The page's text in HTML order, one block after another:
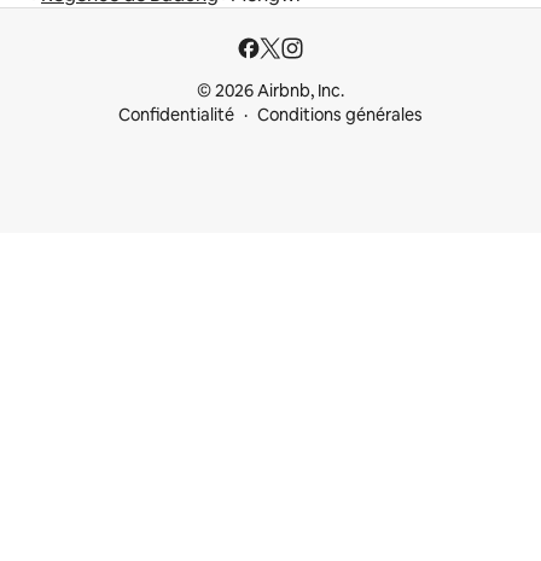
© 2026 Airbnb, Inc.
Confidentialité
Conditions générales